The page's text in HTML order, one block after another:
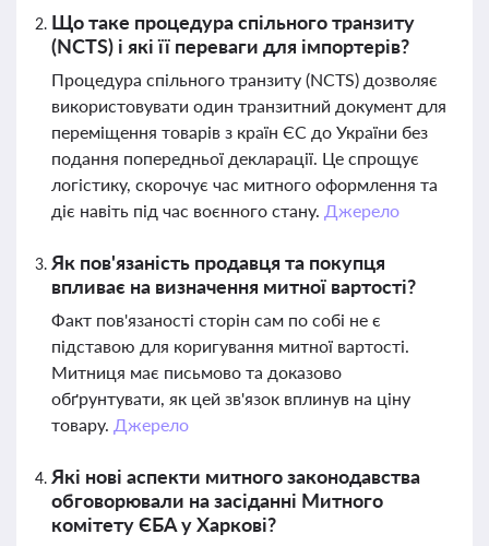
Що таке процедура спільного транзиту
(NCTS) і які її переваги для імпортерів?
Процедура спільного транзиту (NCTS) дозволяє
використовувати один транзитний документ для
переміщення товарів з країн ЄС до України без
подання попередньої декларації. Це спрощує
логістику, скорочує час митного оформлення та
діє навіть під час воєнного стану. Джерело
Як пов'язаність продавця та покупця
впливає на визначення митної вартості?
Факт пов'язаності сторін сам по собі не є
підставою для коригування митної вартості.
Митниця має письмово та доказово
обґрунтувати, як цей зв'язок вплинув на ціну
товару. Джерело
Які нові аспекти митного законодавства
обговорювали на засіданні Митного
комітету ЄБА у Харкові?